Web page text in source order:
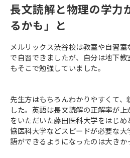
長文読解と物理の学力
るかも」と
メルリックス渋谷校は教室や自習
で自習できましたが、自分は地下教
もそこで勉強していました。
先生方はもちろんわかりやすくて、
した。英語は長文読解の正解率が
をいただいた藤田医科大学をはじ
協医科大学などスピードが必要な
語ができるようになったのは大きか